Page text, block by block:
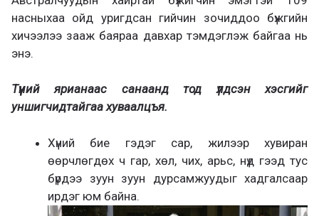
насныхаа ойд уригдсан гийчин зочиддоо бүжгийн
хичээлээ зааж баяраа давхар тэмдэглэж байгаа нь
энэ.
Түүний ярианаас санаанд тод үлдсэн хэсгийг
уншигчидтайгаа хуваалцъя.
Хүний бие гэдэг сар, жилээр хувиран
өөрчлөгдөх ч гар, хөл, чих, арьс, нүд гээд тус
бүрдээ зуун зуун дурсамжуудыг хадгалсаар
ирдэг юм байна.